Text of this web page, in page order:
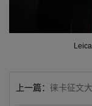
上一篇： 徕卡征文大赛好文